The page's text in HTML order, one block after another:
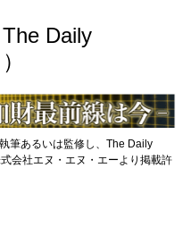
Daily
筆あるいは監修し、The Daily
会社エヌ・エヌ・エーより掲載許